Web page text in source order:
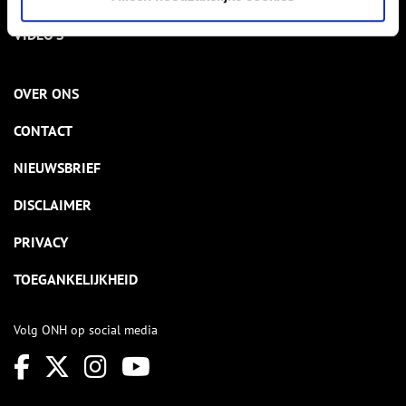
VIDEO’S
OVER ONS
CONTACT
NIEUWSBRIEF
DISCLAIMER
PRIVACY
TOEGANKELIJKHEID
Volg ONH op social media